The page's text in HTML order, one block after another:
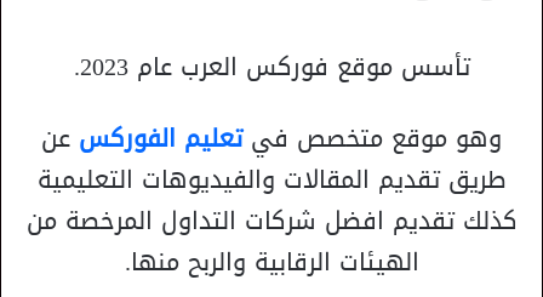
تأسس موقع فوركس العرب عام 2023.
وهو موقع متخصص فيتعليم الفوركس عن
طريق تقديم المقالات والفيديوهات التعليمية
كذلك تقديم افضل شركات التداول المرخصة من
الهيئات الرقابية والربح منها.